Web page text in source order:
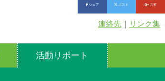
シェア ポスト 共有
連絡先 リンク集
活動リポート